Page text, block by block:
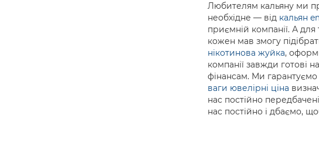
Любителям кальяну ми
необхідне — від кальян
приємній компанії. А
кожен мав змогу
нікотинова жуйка,
компанії завжди готові
фінансам. Ми гарантуємо
ваги ювелірні ціна
нас постійно
нас постійно і дбаємо,